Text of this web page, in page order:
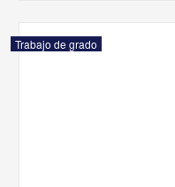
Trabajo de grado